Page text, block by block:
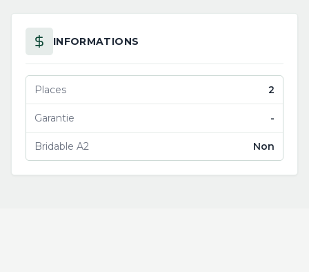
INFORMATIONS
Places 2
Garantie -
Bridable A2 Non